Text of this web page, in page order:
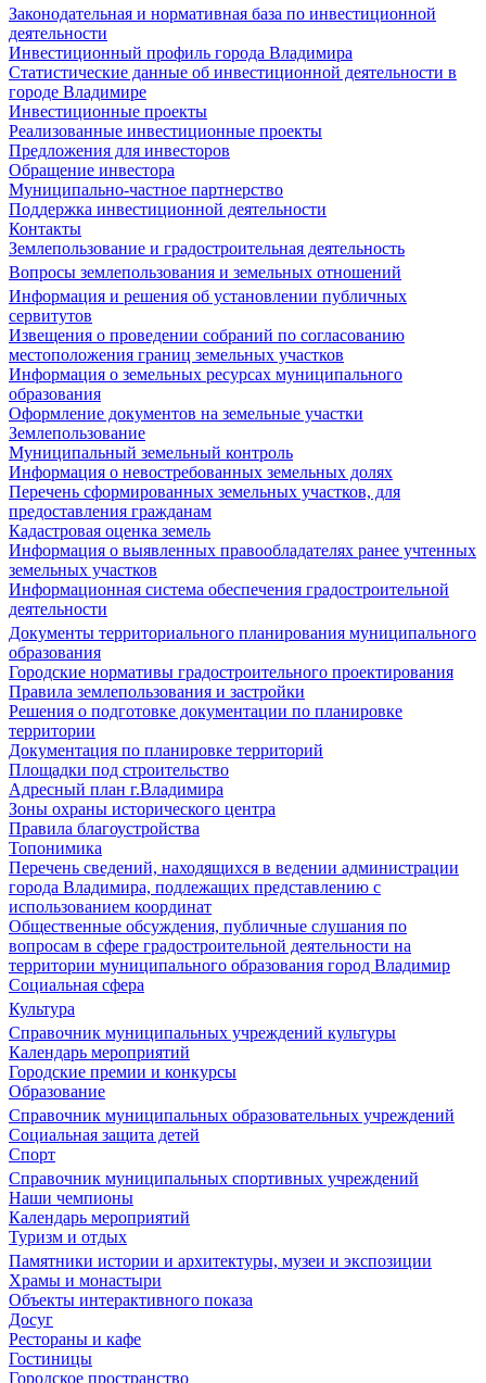
Законодательная и нормативная база по инвестиционной
деятельности
Инвестиционный профиль города Владимира
Статистические данные об инвестиционной деятельности в
городе Владимире
Инвестиционные проекты
Реализованные инвестиционные проекты
Предложения для инвесторов
Обращение инвестора
Муниципально-частное партнерство
Поддержка инвестиционной деятельности
Контакты
Землепользование и градостроительная деятельность
Вопросы землепользования и земельных отношений
Информация и решения об установлении публичных
сервитутов
Извещения о проведении собраний по согласованию
местоположения границ земельных участков
Информация о земельных ресурсах муниципального
образования
Оформление документов на земельные участки
Землепользование
Муниципальный земельный контроль
Информация о невостребованных земельных долях
Перечень сформированных земельных участков, для
предоставления гражданам
Кадастровая оценка земель
Информация о выявленных правообладателях ранее учтенных
земельных участков
Информационная система обеспечения градостроительной
деятельности
Документы территориального планирования муниципального
образования
Городские нормативы градостроительного проектирования
Правила землепользования и застройки
Решения о подготовке документации по планировке
территории
Документация по планировке территорий
Площадки под строительство
Адресный план г.Владимира
Зоны охраны исторического центра
Правила благоустройства
Топонимика
Перечень сведений, находящихся в ведении администрации
города Владимира, подлежащих представлению с
использованием координат
Общественные обсуждения, публичные слушания по
вопросам в сфере градостроительной деятельности на
территории муниципального образования город Владимир
Социальная сфера
Культура
Справочник муниципальных учреждений культуры
Календарь мероприятий
Городские премии и конкурсы
Образование
Справочник муниципальных образовательных учреждений
Социальная защита детей
Спорт
Справочник муниципальных спортивных учреждений
Наши чемпионы
Календарь мероприятий
Туризм и отдых
Памятники истории и архитектуры, музеи и экспозиции
Храмы и монастыри
Объекты интерактивного показа
Досуг
Рестораны и кафе
Гостиницы
Городское пространство